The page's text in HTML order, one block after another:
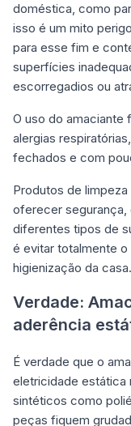
doméstica, como
isso é um mito
para esse fim e
superfícies
escorregadios ou
O uso do amaciante
alergias
fechados e com
Produtos de
oferecer
diferentes tipos de
é evitar totalmente o
higienização da casa.
Verdade:
aderência
É verdade que o
eletricidade estática
sintéticos como
peças fiquem